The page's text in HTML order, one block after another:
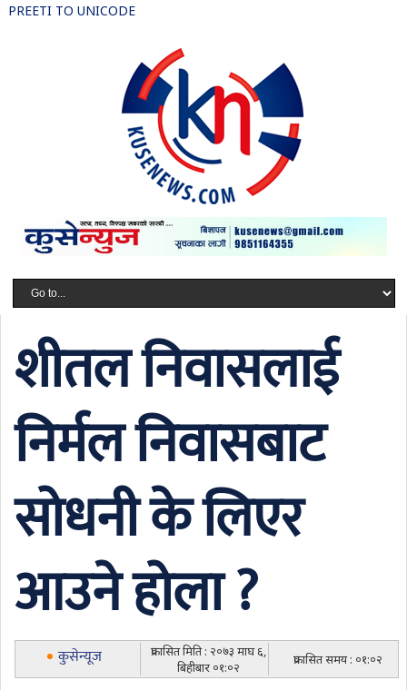
PREETI TO UNICODE
शीतल निवासलाई
निर्मल निवासबाट
सोधनी के लिएर
आउने होला ?
कुसेन्यूज
प्रकासित मिति : २०७३ माघ ६,
बिहीबार ०१:०२
प्रकासित समय : ०१:०२